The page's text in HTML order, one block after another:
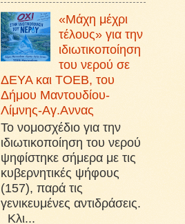
«Μάχη μέχρι
τέλους» για την
ιδιωτικοποίηση
του νερού σε
ΔΕΥΑ και ΤΟΕΒ, του
Δήμου Μαντουδίου-
Λίμνης-Αγ.Αννας
Το νομοσχέδιο για την
ιδιωτικοποίηση του νερού
ψηφίστηκε σήμερα με τις
κυβερνητικές ψήφους
(157), παρά τις
γενικευμένες αντιδράσεις.
Κλι...